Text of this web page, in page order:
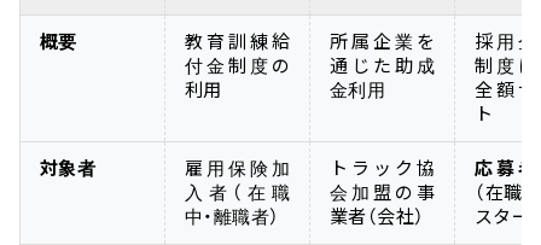
概要
教育訓練給
付金制度の
利用
所属企業を
通じた助成
金利用
採用
制度
全額
ト
対象者
雇用保険加
入者（在職
中・離職者）
トラック協
会加盟の事
業者（会社）
応募
（在職
スター